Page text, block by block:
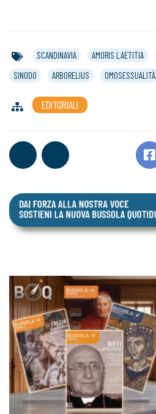
SCANDINAVIA AMORIS LAETITIA
SINODO
ARBORELIUS OMOSESSUALITÀ
EDITORIALI